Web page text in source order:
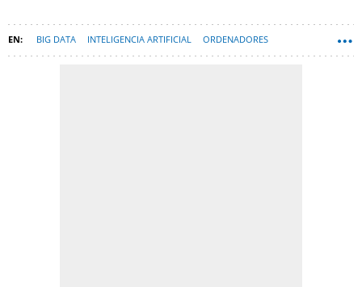
BIG DATA INTELIGENCIA ARTIFICIAL ORDENADORES